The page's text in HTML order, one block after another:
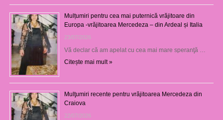
Mulțumiri pentru cea mai puternică vrăjitoare din
Europa -vrăjitoarea Mercedeza – din Ardeal și Italia
23/07/2026
Vă declar că am apelat cu cea mai mare speranţă …
Citește mai mult »
Mulţumiri recente pentru vrăjitoarea Mercedeza din
Craiova
22/07/2026